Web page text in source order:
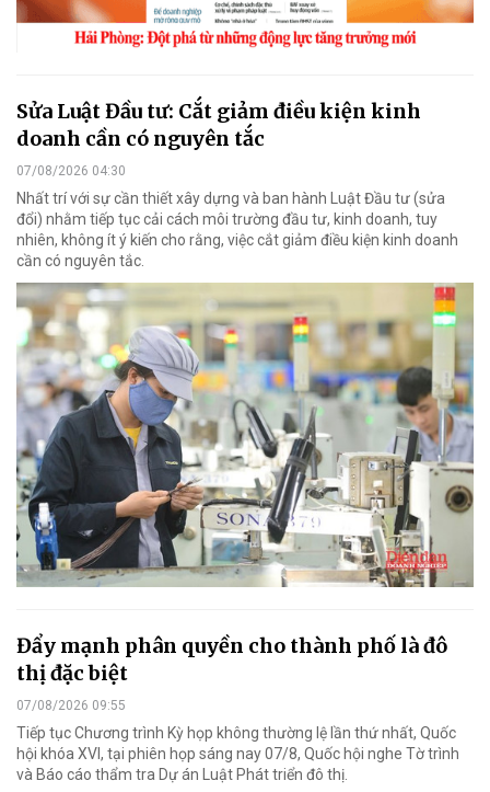
Sửa Luật Đầu tư: Cắt giảm điều kiện kinh
doanh cần có nguyên tắc
07/08/2026 04:30
Nhất trí với sự cần thiết xây dựng và ban hành Luật Đầu tư (sửa
đổi) nhằm tiếp tục cải cách môi trường đầu tư, kinh doanh, tuy
nhiên, không ít ý kiến cho rằng, việc cắt giảm điều kiện kinh doanh
cần có nguyên tắc.
Đẩy mạnh phân quyền cho thành phố là đô
thị đặc biệt
07/08/2026 09:55
Tiếp tục Chương trình Kỳ họp không thường lệ lần thứ nhất, Quốc
hội khóa XVI, tại phiên họp sáng nay 07/8, Quốc hội nghe Tờ trình
và Báo cáo thẩm tra Dự án Luật Phát triển đô thị.